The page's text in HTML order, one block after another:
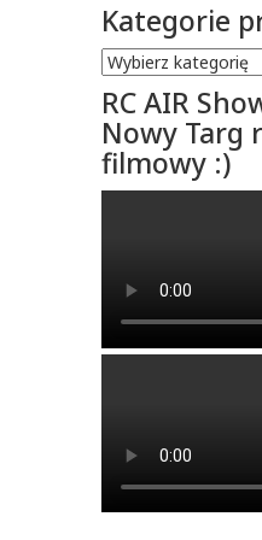
Kategorie
RC AIR
Nowy Targ
filmowy :)